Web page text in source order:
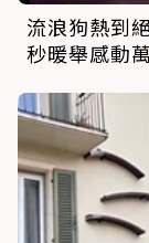
流浪狗熱到
秒暖舉感動